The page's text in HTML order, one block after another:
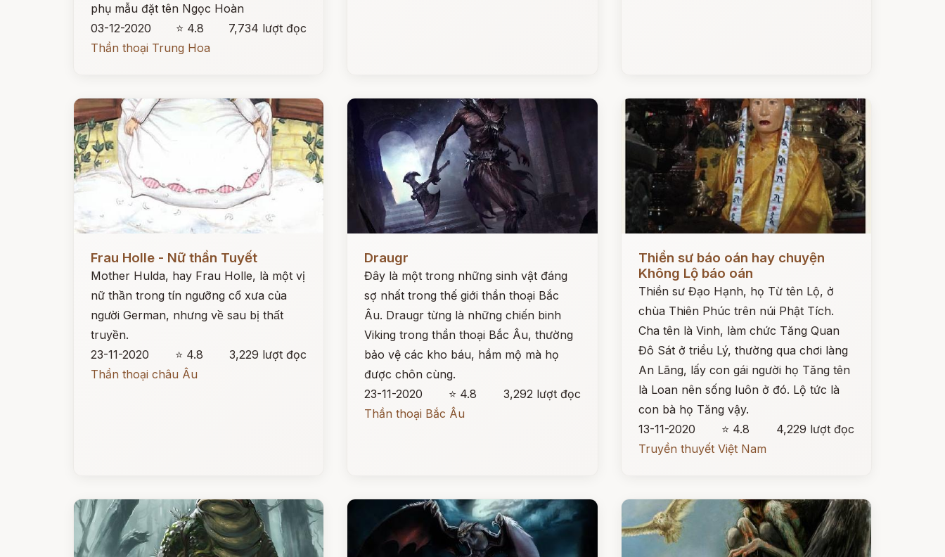
phụ mẫu đặt tên Ngọc Hoàn
03-12-2020
⭐ 4.8
7,734 lượt đọc
Thần thoại Trung Hoa
Frau Holle - Nữ thần Tuyết
Mother Hulda, hay Frau Holle, là một vị
nữ thần trong tín ngưỡng cổ xưa của
người German, nhưng về sau bị thất
truyền.
23-11-2020
⭐ 4.8
3,229 lượt đọc
Thần thoại châu Âu
Draugr
Đây là một trong những sinh vật đáng
sợ nhất trong thế giới thần thoại Bắc
Âu. Draugr từng là những chiến binh
Viking trong thần thoại Bắc Âu, thường
bảo vệ các kho báu, hầm mộ mà họ
được chôn cùng.
23-11-2020
⭐ 4.8
3,292 lượt đọc
Thần thoại Bắc Âu
Đọc ngay
Thiền sư báo oán hay chuyện
Không Lộ báo oán
Thiền sư Đạo Hạnh, họ Từ tên Lộ, ở
chùa Thiên Phúc trên núi Phật Tích.
Cha tên là Vinh, làm chức Tăng Quan
Đô Sát ở triều Lý, thường qua chơi làng
An Lãng, lấy con gái người họ Tăng tên
là Loan nên sống luôn ở đó. Lộ tức là
con bà họ Tăng vậy.
13-11-2020
⭐ 4.8
4,229 lượt đọc
Truyền thuyết Việt Nam